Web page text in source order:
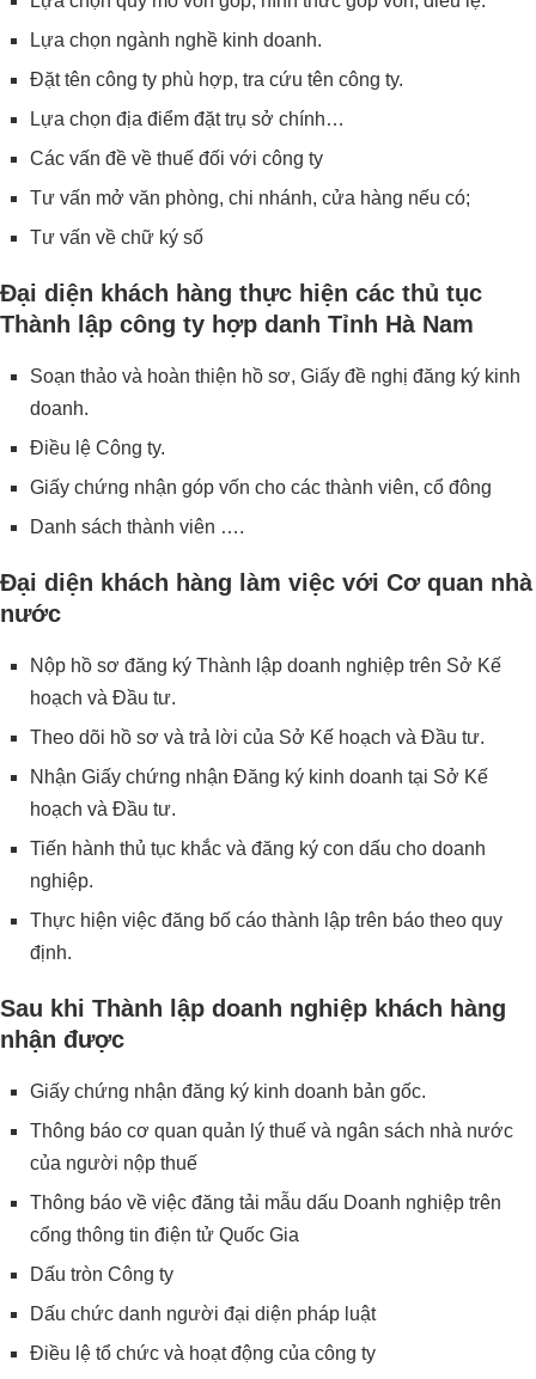
Lựa chọn ngành nghề kinh doanh.
Đặt tên công ty phù hợp, tra cứu tên công ty.
Lựa chọn địa điểm đặt trụ sở chính…
Các vấn đề về thuế đối với công ty
Tư vấn mở văn phòng, chi nhánh, cửa hàng nếu có;
Tư vấn về chữ ký số
Đại diện khách hàng thực hiện các thủ tục
Thành lập công ty hợp danh Tỉnh Hà Nam
Soạn thảo và hoàn thiện hồ sơ, Giấy đề nghị đăng ký kinh
doanh.
Điều lệ Công ty.
Giấy chứng nhận góp vốn cho các thành viên, cổ đông
Danh sách thành viên ….
Đại diện khách hàng làm việc với Cơ quan nhà
nước
Nộp hồ sơ đăng ký Thành lập doanh nghiệp trên Sở Kế
hoạch và Đầu tư.
Theo dõi hồ sơ và trả lời của Sở Kế hoạch và Đầu tư.
Nhận Giấy chứng nhận Đăng ký kinh doanh tại Sở Kế
hoạch và Đầu tư.
Tiến hành thủ tục khắc và đăng ký con dấu cho doanh
nghiệp.
Thực hiện việc đăng bố cáo thành lập trên báo theo quy
định.
Sau khi Thành lập doanh nghiệp khách hàng
nhận được
Giấy chứng nhận đăng ký kinh doanh bản gốc.
Thông báo cơ quan quản lý thuế và ngân sách nhà nước
của người nộp thuế
Thông báo về việc đăng tải mẫu dấu Doanh nghiệp trên
cổng thông tin điện tử Quốc Gia
Dấu tròn Công ty
Dấu chức danh người đại diện pháp luật
Điều lệ tổ chức và hoạt động của công ty